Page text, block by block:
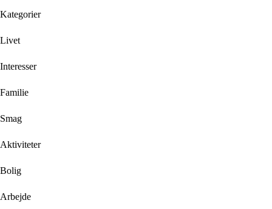
Kategorier
Livet
Interesser
Familie
Smag
Aktiviteter
Bolig
Arbejde